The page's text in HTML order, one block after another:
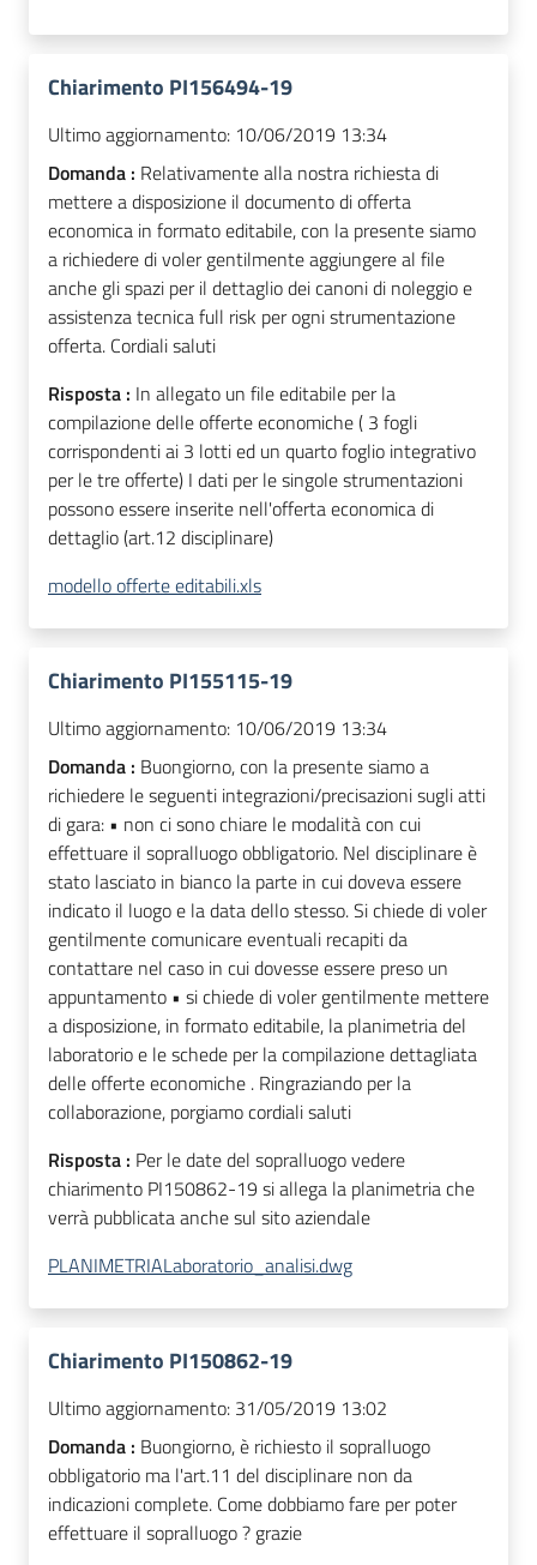
Chiarimento PI156494-19
Ultimo aggiornamento: 10/06/2019 13:34
Domanda : Relativamente alla nostra richiesta di
mettere a disposizione il documento di offerta
economica in formato editabile, con la presente siamo
a richiedere di voler gentilmente aggiungere al file
anche gli spazi per il dettaglio dei canoni di noleggio e
assistenza tecnica full risk per ogni strumentazione
offerta. Cordiali saluti
Risposta : In allegato un file editabile per la
compilazione delle offerte economiche ( 3 fogli
corrispondenti ai 3 lotti ed un quarto foglio integrativo
per le tre offerte) I dati per le singole strumentazioni
possono essere inserite nell'offerta economica di
dettaglio (art.12 disciplinare)
modello offerte editabili.xls
Chiarimento PI155115-19
Ultimo aggiornamento: 10/06/2019 13:34
Domanda : Buongiorno, con la presente siamo a
richiedere le seguenti integrazioni/precisazioni sugli atti
di gara: • non ci sono chiare le modalità con cui
effettuare il sopralluogo obbligatorio. Nel disciplinare è
stato lasciato in bianco la parte in cui doveva essere
indicato il luogo e la data dello stesso. Si chiede di voler
gentilmente comunicare eventuali recapiti da
contattare nel caso in cui dovesse essere preso un
appuntamento • si chiede di voler gentilmente mettere
a disposizione, in formato editabile, la planimetria del
laboratorio e le schede per la compilazione dettagliata
delle offerte economiche . Ringraziando per la
collaborazione, porgiamo cordiali saluti
Risposta : Per le date del sopralluogo vedere
chiarimento PI150862-19 si allega la planimetria che
verrà pubblicata anche sul sito aziendale
PLANIMETRIALaboratorio_analisi.dwg
Chiarimento PI150862-19
Ultimo aggiornamento: 31/05/2019 13:02
Domanda : Buongiorno, è richiesto il sopralluogo
obbligatorio ma l'art.11 del disciplinare non da
indicazioni complete. Come dobbiamo fare per poter
effettuare il sopralluogo ? grazie